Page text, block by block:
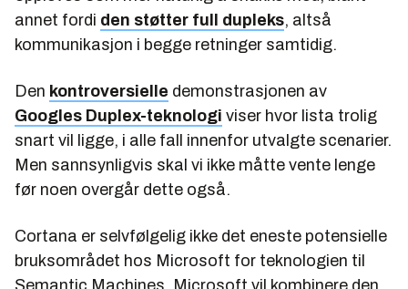
annet fordi den støtter full dupleks, altså
kommunikasjon i begge retninger samtidig.
Den kontroversielle demonstrasjonen av
Googles Duplex-teknologi viser hvor lista trolig
snart vil ligge, i alle fall innenfor utvalgte scenarier.
Men sannsynligvis skal vi ikke måtte vente lenge
før noen overgår dette også.
Cortana er selvfølgelig ikke det eneste potensielle
bruksområdet hos Microsoft for teknologien til